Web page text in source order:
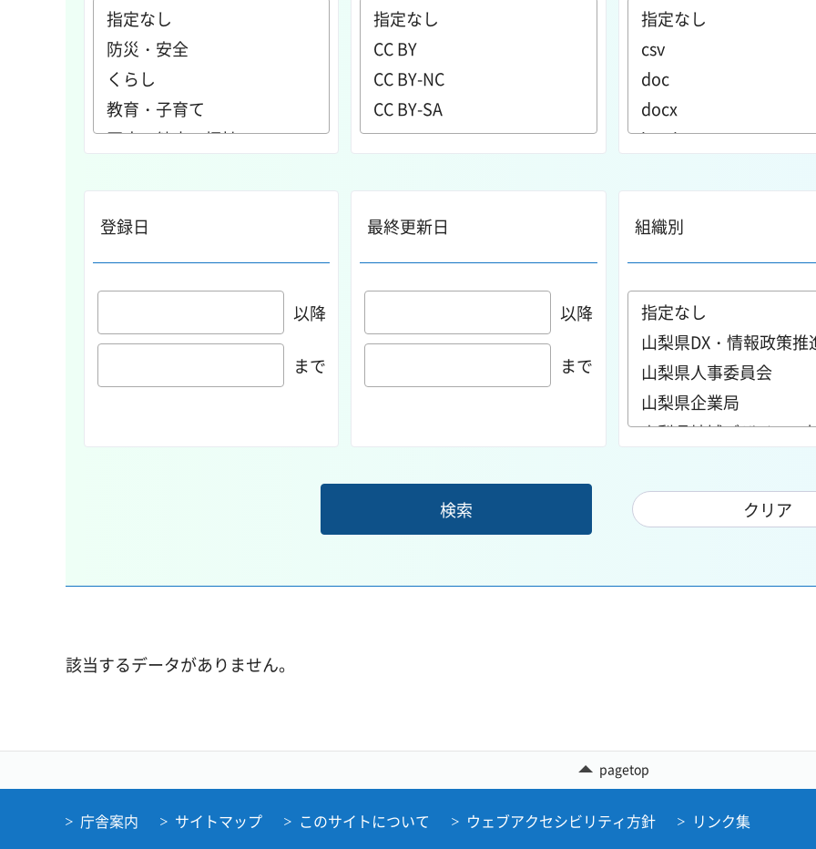
登録日
以降
まで
最終更新日
以降
まで
組織別
該当するデータがありません。
pagetop
庁舎案内 サイトマップ このサイトについて ウェブアクセシビリティ方針 リンク集